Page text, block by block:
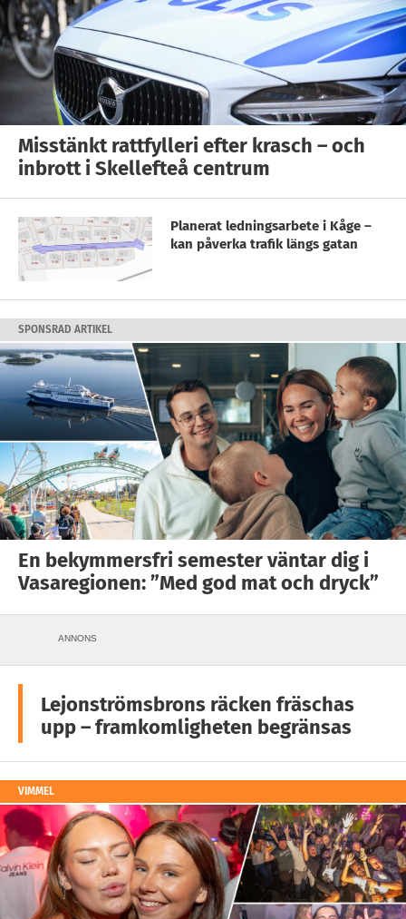
Misstänkt rattfylleri efter krasch – och
inbrott i Skellefteå centrum
Planerat ledningsarbete i Kåge –
kan påverka trafik längs gatan
SPONSRAD ARTIKEL
En bekymmersfri semester väntar dig i
Vasaregionen: ”Med god mat och dryck”
ANNONS
Lejonströmsbrons räcken fräschas
upp – framkomligheten begränsas
VIMMEL